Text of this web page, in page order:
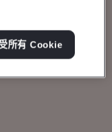
新和永續發
中建立信任和韌
所有 Cookie